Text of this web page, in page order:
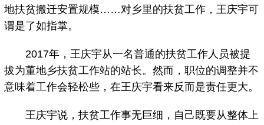
地扶贫搬迁安置规模……对乡里的扶贫工作，王庆宇可
谓是了如指掌。
2017年，王庆宇从一名普通的扶贫工作人员被提
拔为董地乡扶贫工作站的站长。然而，职位的调整并不
意味着工作会轻松些，在王庆宇看来反而是责任更大。
王庆宇说，扶贫工作事无巨细，自己既要从整体上